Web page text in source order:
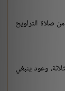
صلاة التراويح
وعود ينبغي